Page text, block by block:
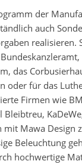
der
auch
realisieren.
das
oder für das
Firmen wie
Bleibtreu,
mit Mawa Design
Beleuchtung
hochwertige